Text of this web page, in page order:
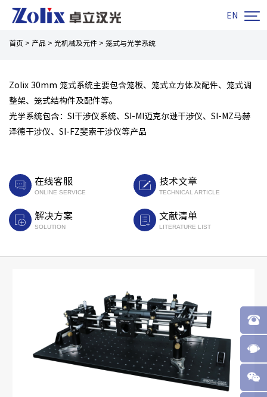
EN 
首页 > 产品 > 光机械及元件 > 笼式与光学系统
Zolix 30mm 笼式系统主要包含笼板、笼式立方体及配件、笼式调
整架、笼式结构件及配件等。
光学系统包含：SI干涉仪系统、SI-MI迈克尔逊干涉仪、SI-MZ马赫
泽德干涉仪、SI-FZ斐索干涉仪等产品
在线客服
ONLINE SERVICE
技术文章
TECHNICAL ARTICLE
解决方案
SOLUTION
文献清单
LITERATURE LIST